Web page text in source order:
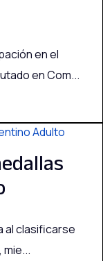
en el
en Com...
al clasificarse